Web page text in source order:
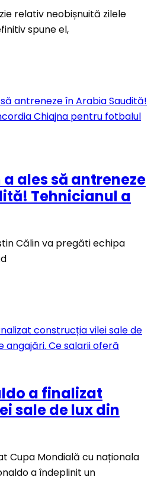
relativ neobișnuită zilele
spune el,
ales să antreneze
Tehnicianul a
Călin va pregăti echipa
a finalizat
sale de lux din
Cupa Mondială cu naționala
a îndeplinit un